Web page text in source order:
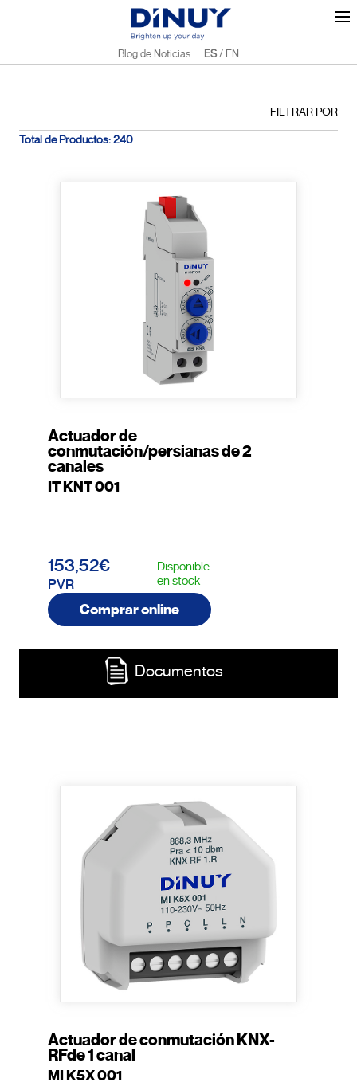
Blog de Noticias ES/ EN
FILTRAR POR
Total de Productos: 240
Actuador de
conmutación/persianas de 2
canales
IT KNT 001
153,52€
PVR
Disponible
en stock
Comprar online
Documentos
Actuador de conmutación KNX-
RFde 1 canal
MI K5X 001